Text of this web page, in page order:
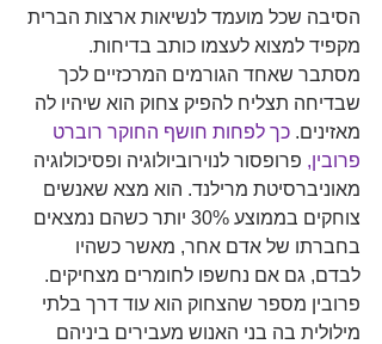
הסיבה שכל מועמד לנשיאות ארצות הברית
מקפיד למצוא לעצמו כותב בדיחות.
מסתבר שאחד הגורמים המרכזיים לכך
שבדיחה תצליח להפיק צחוק הוא שיהיו לה
מאזינים. כך לפחות חושף החוקר רוברט
פרובין, פרופסור לנוירוביולוגיה ופסיכולוגיה
מאוניברסיטת מרילנד. הוא מצא שאנשים
צוחקים בממוצע 30% יותר כשהם נמצאים
בחברתו של אדם אחר, מאשר כשהיו
לבדם, גם אם נחשפו לחומרים מצחיקים.
פרובין מספר שהצחוק הוא עוד דרך בלתי
מילולית בה בני האנוש מעבירים ביניהם